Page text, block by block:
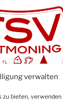
verwalten
zu bieten,